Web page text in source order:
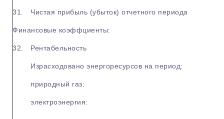
31. Чистая прибыль (убыток) отчетного периода
Финансовые коэффциенты:
32. Рентабельность
Израсходовано энергоресурсов на период:
природный газ:
электроэнергия: